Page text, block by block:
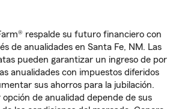
respalde su futuro financiero con
de anualidades en Santa Fe, NM. Las
pueden garantizar un ingreso de por
anualidades con impuestos diferidos
sus ahorros para la jubilación.
opción de anualidad depende de sus